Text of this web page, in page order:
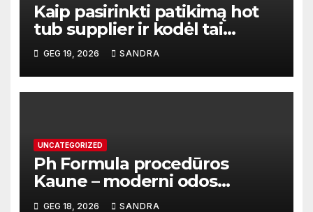
Kaip pasirinkti patikimą hot
tub supplier ir kodėl tai
svarbu?
GEG 19, 2026 SANDRA
UNCATEGORIZED
Ph Formula procedūros
Kaune – moderni odos
atnaujinimo sistema
GEG 18, 2026 SANDRA